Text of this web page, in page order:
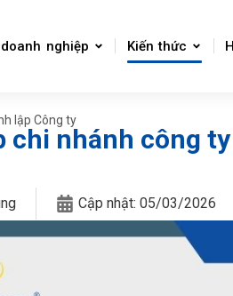
nghiệp Kiến thức
lập Công ty
chi nhánh công
Cập nhật: 05/03/2026